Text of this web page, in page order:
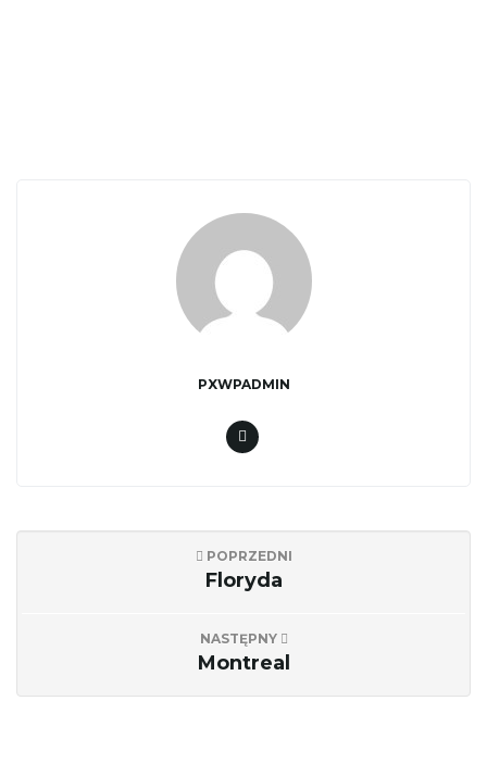
PXWPADMIN
POPRZEDNI
Floryda
NASTĘPNY
Montreal